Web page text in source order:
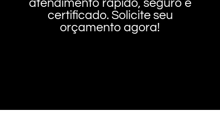
atendimento rápido, seguro e
certificado. Solicite seu
orçamento agora!